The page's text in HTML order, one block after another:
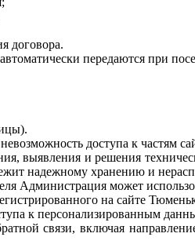
договора.
передаются при
доступа к частям
выявления и решения
надежному хранению и
Администрация может
на сайте
к персонализированным
связи, включая